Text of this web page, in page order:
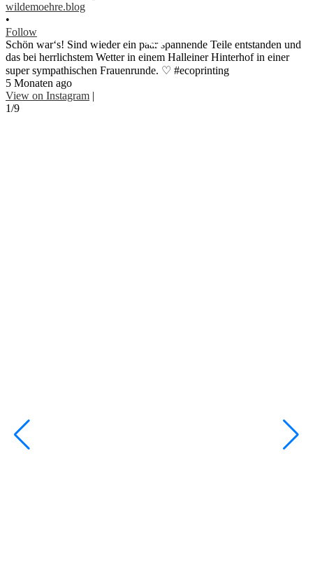
wildemoehre.blog
•
Follow
Schön war‘s! Sind wieder ein paar spannende Teile entstanden und
das bei herrlichstem Wetter in einem Halleiner Hinterhof in einer
super sympathischen Frauenrunde. ♡ #ecoprinting
5 Monaten ago
View on Instagram |
1/9